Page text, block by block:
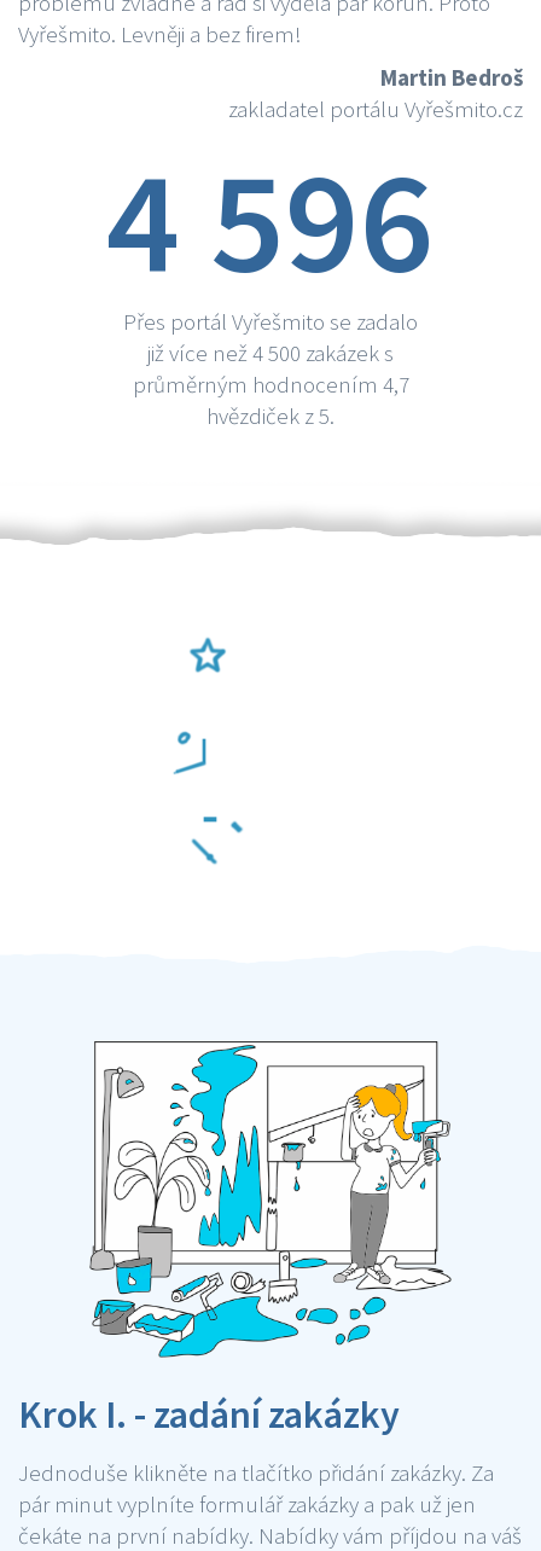
Vyřešmito. Levněji a bez firem!
Martin Bedroš
zakladatel portálu Vyřešmito.cz
4 596
Přes portál Vyřešmito se zadalo
již více než 4 500 zakázek s
průměrným hodnocením 4,7
hvězdiček z 5.
Krok I. - zadání zakázky
Jednoduše klikněte na tlačítko přidání zakázky. Za
pár minut vyplníte formulář zakázky a pak už jen
čekáte na první nabídky. Nabídky vám příjdou na váš